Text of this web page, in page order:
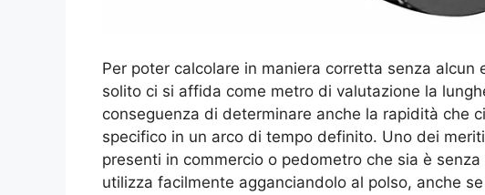
Per poter calcolare in maniera corretta senza
solito ci si affida come metro di valutazione la
conseguenza di determinare anche la rapidità che
specifico in un arco di tempo definito. Uno dei
presenti in commercio o pedometro che sia è
utilizza facilmente agganciandolo al polso, anche